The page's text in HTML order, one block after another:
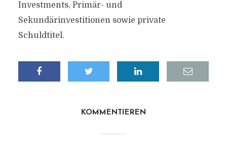
Investments, Primär- und
Sekundärinvestitionen sowie private
Schuldtitel.
KOMMENTIEREN